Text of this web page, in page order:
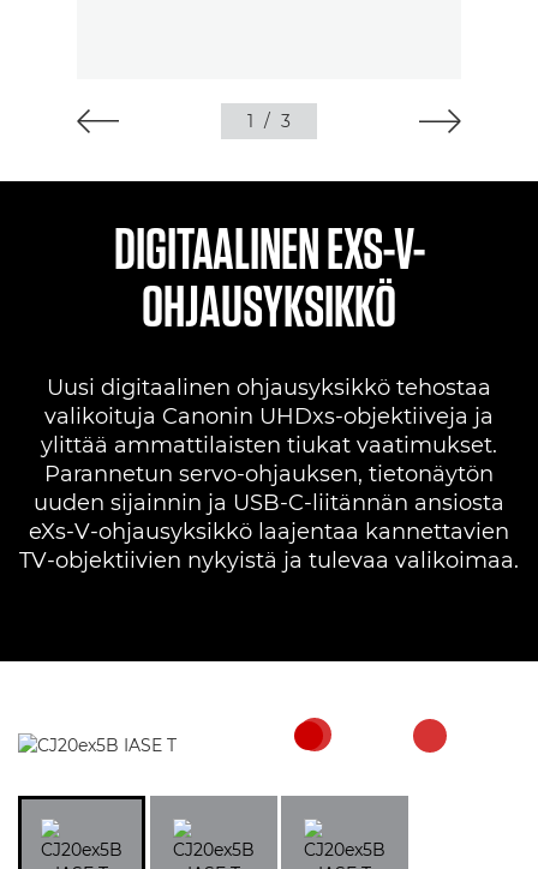
1 / 3
DIGITAALINEN EXS-V-
OHJAUSYKSIKKÖ
Uusi digitaalinen ohjausyksikkö tehostaa
valikoituja Canonin UHDxs-objektiiveja ja
ylittää ammattilaisten tiukat vaatimukset.
Parannetun servo-ohjauksen, tietonäytön
uuden sijainnin ja USB-C-liitännän ansiosta
eXs-V-ohjausyksikkö laajentaa kannettavien
TV-objektiivien nykyistä ja tulevaa valikoimaa.